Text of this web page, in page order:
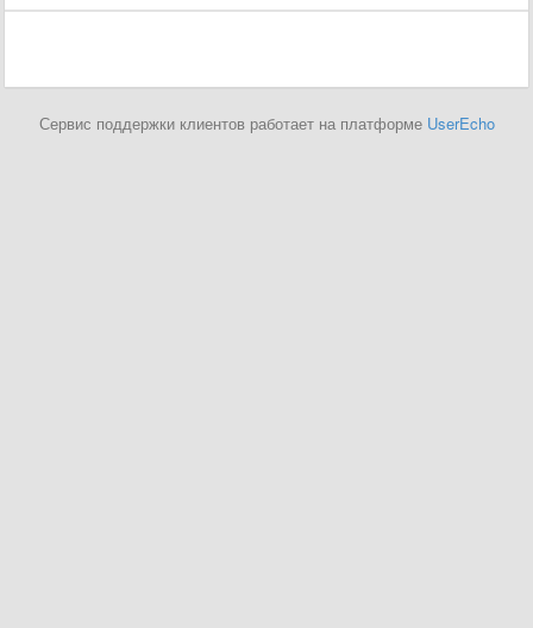
Сервис поддержки клиентов работает на платформе UserEcho